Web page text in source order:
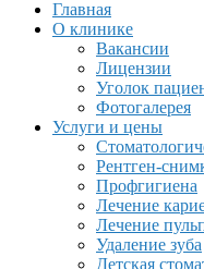
Главная
О клинике
Вакансии
Лицензии
Уголок
Фотогалерея
Услуги и цены
Рентген-
Профгигиена
Лечение
Лечение
Удаление зуба
Детская